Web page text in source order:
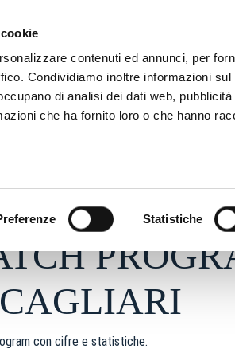
contenuti ed annunci, per
Condividiamo inoltre informazioni
di analisi dei dati web,
che ha fornito loro o che hanno
Statistiche
con cifre e statistiche.